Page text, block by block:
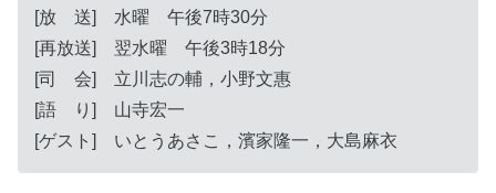
[放 送] 水曜 午後7時30分
[再放送] 翌水曜 午後3時18分
[司 会] 立川志の輔，小野文惠
[語 り] 山寺宏一
[ゲスト] いとうあさこ，濱家隆一，大島麻衣